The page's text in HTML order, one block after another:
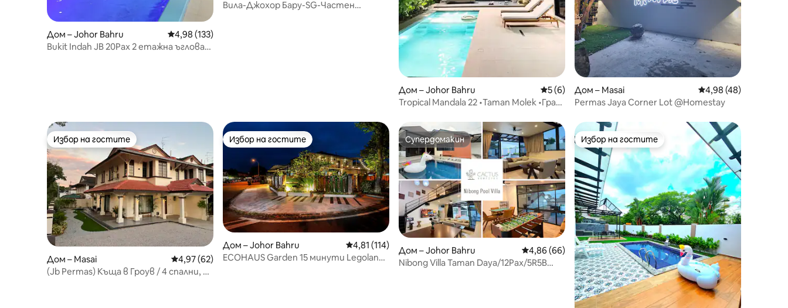
Дом – Johor Bahru Средна оценка: 4,98 от 5, 133 отзива
4,98 (133)
Bukit Indah JB 20Pax 2 етажна ъглова
Вила-Джохор Бару-SG-Частен
Дом – Johor Bahru Средна оценка: 5 от 5, 6 отзива
5 (6)
Tropical Mandala 22 •Taman Molek •Град
Дом – Masai Средна оценка:
4,98 (48)
Permas Jaya Corner Lot @Homestay
Избор на гостите
Избор на гостите
Дом – Masai Средна оценка: 4,97 от 5, 62 отзива
4,97 (62)
(Jb Permas) Къща в Гроув / 4 спални, 3
Избор на гостите
Избор на гостите
Дом – Johor Bahru Средна оценка: 4,81 от 5, 114 отзива
4,81 (114)
ECOHAUS Garden 15 минути Legoland
Супердомакин
Супердомакин
Дом – Johor Bahru Средна оценка: 4,86 от 5, 66 отзива
4,86 (66)
Nibong Villa Taman Daya/12Pax/5R5B
Избор на гостите
Избор на гостите